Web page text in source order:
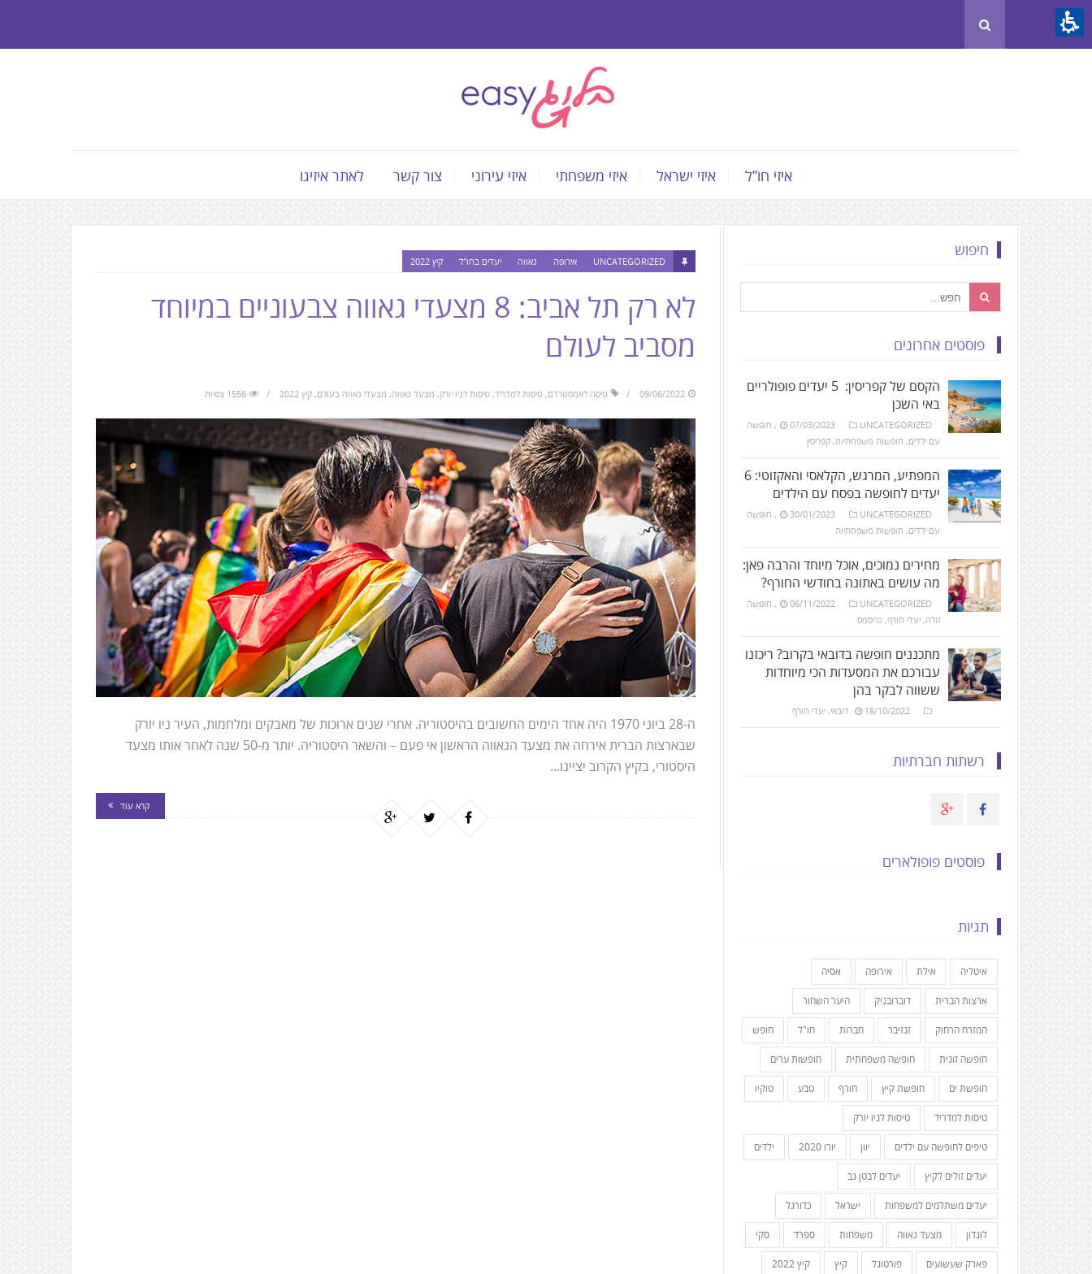
The
beginning
to
the
main
Content
איזי חו”ל איזי ישראל איזי משפחתי איזי עירוני צור קשר לאתר איזיגו
המרכזי,
area
UNCATEGORIZED אירופה גאווה יעדים בחו"ל קיץ 2022
לא רק תל אביב: 8 מצעדי גאווה צבעוניים במיוחד
מסביב לעולם
09/06/2022 טיסה לאמסטרדם, טיסות למדריד, טיסות לניו יורק, מצעד גאווה, מצעדי גאווה בעולם,קיץ 2022 1556 צפיות
ה-28 ביוני 1970 היה אחד הימים החשובים בהיסטוריה. אחרי שנים ארוכות של מאבקים ומלחמות, העיר ניו יורק
שבארצות הברית אירחה את מצעד הגאווה הראשון אי פעם – והשאר היסטוריה. יותר מ-50 שנה לאחר אותו מצעד
היסטורי, בקיץ הקרוב יציינו...
קרא עוד
חיפוש
פוסטים אחרונים
הקסם של קפריסין: 5 יעדים פופולריים
באי השכן
07/03/2023 UNCATEGORIZED
, חופשה
עם ילדים, חופשות משפחתיות,קפריסין
המפתיע, המרגש, הקלאסי והאקזוטי: 6
יעדים לחופשה בפסח עם הילדים
30/01/2023 UNCATEGORIZED
, חופשה
עם ילדים, חופשות משפחתיות
מחירים נמוכים, אוכל מיוחד והרבה פאן:
מה עושים באתונה בחודשי החורף?
06/11/2022 UNCATEGORIZED
, חופשה
זולה,יעדי חורף,כריסמס
מתכננים חופשה בדובאי בקרוב? ריכזנו
עבורכם את המסעדות הכי מיוחדות
ששווה לבקר בהן
18/10/2022 דובאי,יעדי חורף
רשתות חברתיות
פוסטים פופולארים
תגיות
איטליה אילת אירופה אסיה
ארצות הברית דוברובניק היער השחור
המזרח הרחוק זנזיבר חברות חו"ל חופש
חופשה זוגית חופשה משפחתית חופשות ערים
חופשת ים חופשת קיץ חורף טבע טוקיו
טיסות למדריד טיסות לניו יורק
טיפים לחופשה עם ילדים יוון יורו 2020 ילדים
יעדים זולים לקיץ יעדים לבטן גב
יעדים משתלמים למשפחות ישראל כדורגל
לונדון מצעד גאווה משפחות ספרד סקי
פארק שעשועים פורטוגל קיץ קיץ 2022